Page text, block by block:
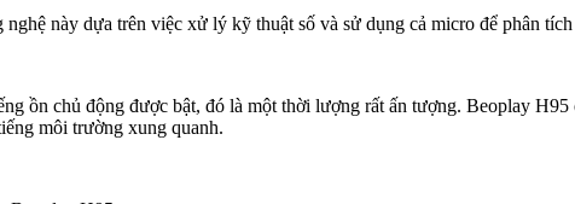
này dựa trên việc xử lý kỹ thuật số và sử dụng cả micro để phân
ồn chủ động được bật, đó là một thời lượng rất ấn tượng. Beoplay
môi trường xung quanh.